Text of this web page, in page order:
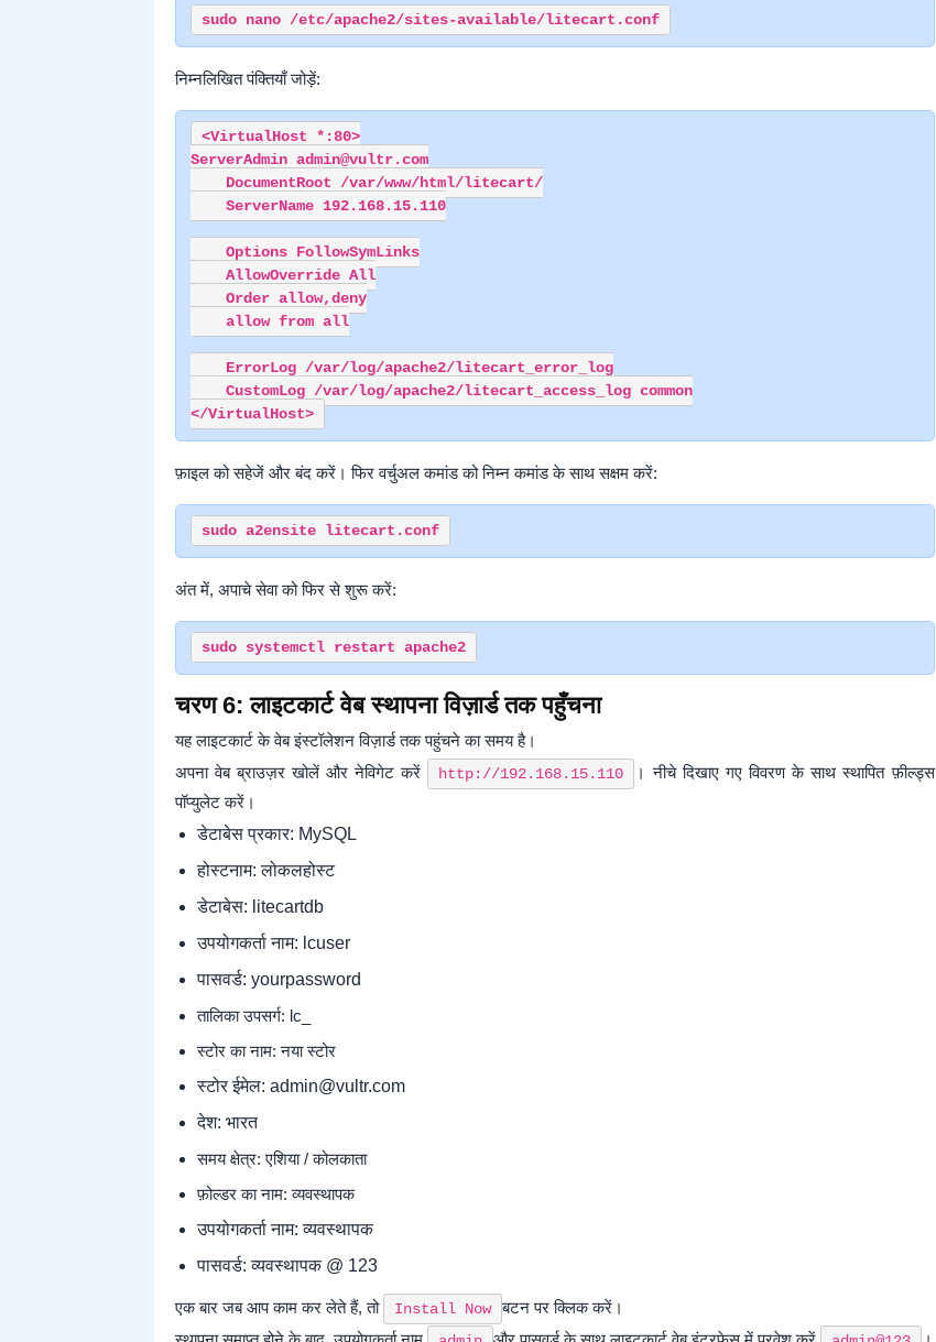
sudo nano /etc/apache2/sites-available/litecart.conf
निम्नलिखित पंक्तियाँ जोड़ें:
<VirtualHost *:80>
ServerAdmin admin@vultr.com
    DocumentRoot /var/www/html/litecart/
    ServerName 192.168.15.110
    Options FollowSymLinks
    AllowOverride All
    Order allow,deny
    allow from all
    ErrorLog /var/log/apache2/litecart_error_log
    CustomLog /var/log/apache2/litecart_access_log common
</VirtualHost>
फ़ाइल को सहेजें और बंद करें। फिर वर्चुअल कमांड को निम्न कमांड के साथ सक्षम करें:
sudo a2ensite litecart.conf
अंत में, अपाचे सेवा को फिर से शुरू करें:
sudo systemctl restart apache2
चरण 6: लाइटकार्ट वेब स्थापना विज़ार्ड तक पहुँचना
यह लाइटकार्ट के वेब इंस्टॉलेशन विज़ार्ड तक पहुंचने का समय है।
अपना वेब ब्राउज़र खोलें और नेविगेट करें
http://192.168.15.110
। नीचे दिखाए गए विवरण के साथ स्थापित फ़ील्ड्स
पॉप्युलेट करें।
डेटाबेस प्रकार: MySQL
होस्टनाम: लोकलहोस्ट
डेटाबेस: litecartdb
उपयोगकर्ता नाम: lcuser
पासवर्ड: yourpassword
तालिका उपसर्ग: lc_
स्टोर का नाम: नया स्टोर
स्टोर ईमेल: admin@vultr.com
देश: भारत
समय क्षेत्र: एशिया / कोलकाता
फ़ोल्डर का नाम: व्यवस्थापक
उपयोगकर्ता नाम: व्यवस्थापक
पासवर्ड: व्यवस्थापक @ 123
एक बार जब आप काम कर लेते हैं, तो Install Now
बटन पर क्लिक करें।